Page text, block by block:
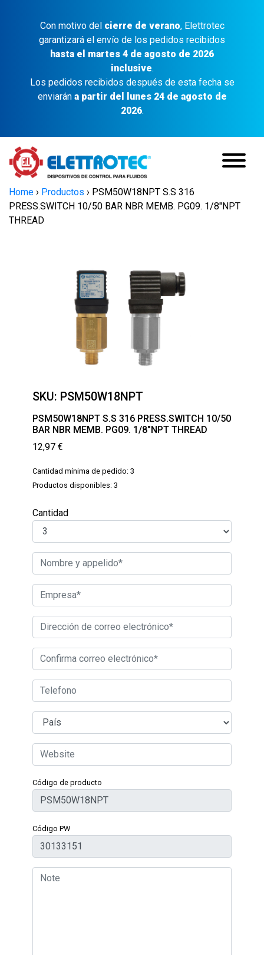
Con motivo del cierre de verano, Elettrotec
garantizará el envío de los pedidos recibidos
hasta el martes 4 de agosto de 2026
inclusive.
Los pedidos recibidos después de esta fecha se
enviarán a partir del lunes 24 de agosto de
2026.
Home › Productos › PSM50W18NPT S.S 316
PRESS.SWITCH 10/50 BAR NBR MEMB. PG09. 1/8″NPT
THREAD
SKU: PSM50W18NPT
PSM50W18NPT S.S 316 PRESS.SWITCH 10/50
BAR NBR MEMB. PG09. 1/8″NPT THREAD
12,97 €
Cantidad mínima de pedido: 3
Productos disponibles: 3
Cantidad
Código de producto
Código PW